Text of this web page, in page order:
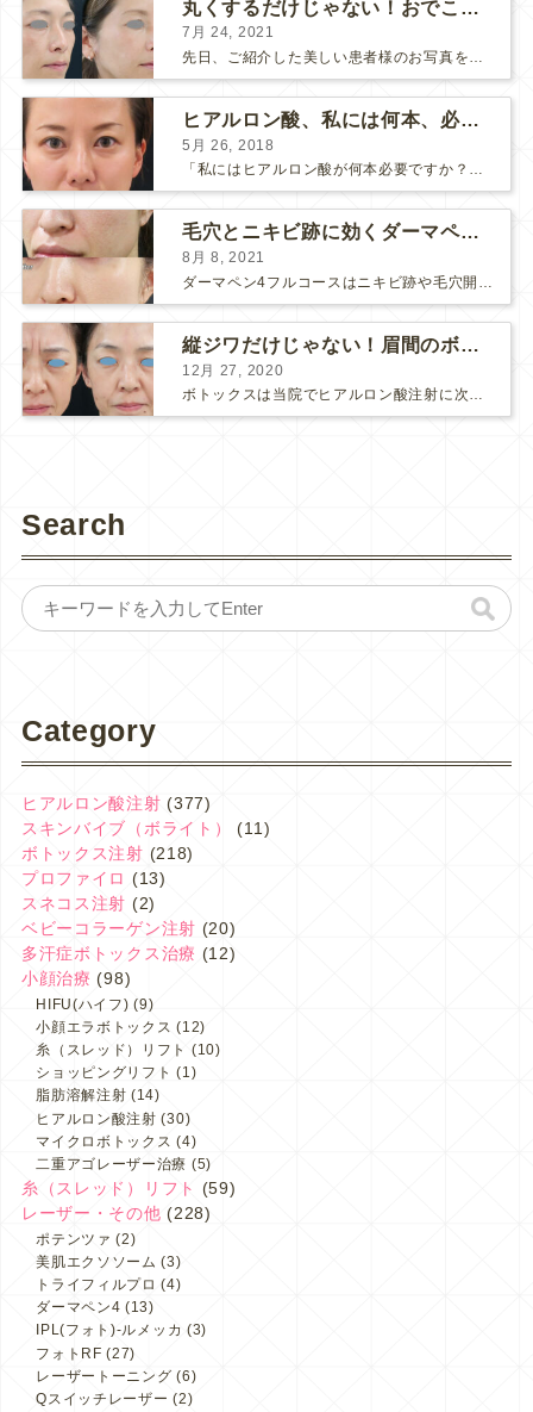
丸くするだけじゃない！おでこのヒアルロン酸注射
7月 24, 2021
先日、ご紹介した美しい患者様のお写真を使わせていただいて、おでこのヒアルロン酸注射について説明します。 （≫ 写真の患者様の経過はこちら『２年間で若返って綺麗になられた患者様』） なぜおでこに...
ヒアルロン酸、私には何本、必要ですか？
5月 26, 2018
「私にはヒアルロン酸が何本必要ですか？」 診察の時によく聞かれますが、なかなか難しい質問です。 どこまでこだわってキレイにしたいかによって 使うヒアルロン酸の量が変わるからです。 前回もご紹介させ...
毛穴とニキビ跡に効くダーマペン４フルコース
8月 8, 2021
ダーマペン4フルコースはニキビ跡や毛穴開きで悩まれている方に自信を持ってお勧めできる美肌治療です。 ↑ ダーマペン4フルコースを4回行いました。 ニキビ跡と毛穴開きが改善して肌のキメが整いまし...
縦ジワだけじゃない！眉間のボトックス注射
12月 27, 2020
ボトックスは当院でヒアルロン酸注射に次いで人気のある治療です。 私自身、美容治療が制限されていた妊娠・授乳中に一番やりたかったのはボトックスで、 「ボトックスが世の中から無くなったら困る！」と...
Search
Category
ヒアルロン酸注射 (377)
スキンバイブ（ボライト）
(11)
ボトックス注射 (218)
プロファイロ (13)
スネコス注射 (2)
ベビーコラーゲン注射 (20)
多汗症ボトックス治療 (12)
小顔治療 (98)
HIFU(ハイフ) (9)
小顔エラボトックス (12)
糸（スレッド）リフト (10)
ショッピングリフト (1)
脂肪溶解注射 (14)
ヒアルロン酸注射 (30)
マイクロボトックス (4)
二重アゴレーザー治療 (5)
糸（スレッド）リフト
(59)
レーザー・その他 (228)
ポテンツァ (2)
美肌エクソソーム (3)
トライフィルプロ (4)
ダーマペン4 (13)
IPL(フォト)-ルメッカ (3)
フォトRF (27)
レーザートーニング (6)
Qスイッチレーザー (2)